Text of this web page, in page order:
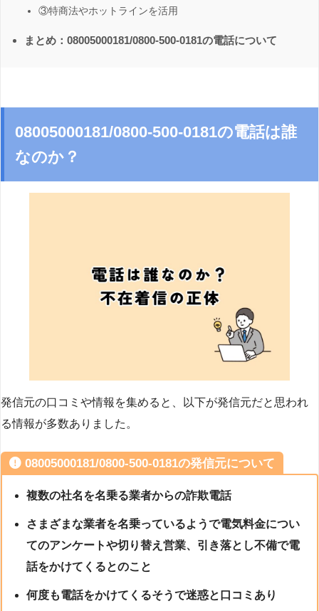
③特商法やホットラインを活用
まとめ：08005000181/0800-500-0181の電話について
08005000181/0800-500-0181の電話は誰
なのか？
発信元の口コミや情報を集めると、以下が発信元だと思われ
る情報が多数ありました。
08005000181/0800-500-0181の発信元について
複数の社名を名乗る業者からの詐欺電話
さまざまな業者を名乗っているようで電気料金につい
てのアンケートや切り替え営業、引き落とし不備で電
話をかけてくるとのこと
何度も電話をかけてくるそうで迷惑と口コミあり